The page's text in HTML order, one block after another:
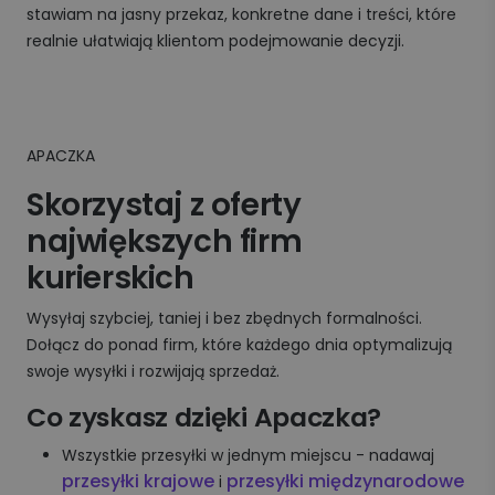
stawiam na jasny przekaz, konkretne dane i treści, które
realnie ułatwiają klientom podejmowanie decyzji.
APACZKA
Skorzystaj z oferty
największych firm
kurierskich
Wysyłaj szybciej, taniej i bez zbędnych formalności.
Dołącz do ponad firm, które każdego dnia optymalizują
swoje wysyłki i rozwijają sprzedaż.
Co zyskasz dzięki Apaczka?
Wszystkie przesyłki w jednym miejscu - nadawaj
przesyłki krajowe i przesyłki międzynarodowe